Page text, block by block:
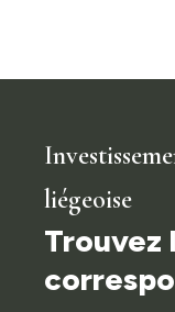
liégeoise
Trouvez